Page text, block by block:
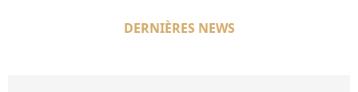
DERNIÈRES NEWS